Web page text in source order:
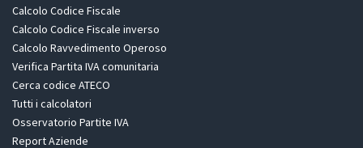
Calcolo Codice Fiscale
Calcolo Codice Fiscale inverso
Calcolo Ravvedimento Operoso
Verifica Partita IVA comunitaria
Cerca codice ATECO
Tutti i calcolatori
Osservatorio Partite IVA
Report Aziende